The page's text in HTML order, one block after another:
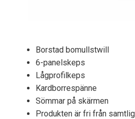
Borstad bomullstwill
6-panelskeps
Lågprofilkeps
Kardborrespänne
Sömmar på skärmen
Produkten är fri från